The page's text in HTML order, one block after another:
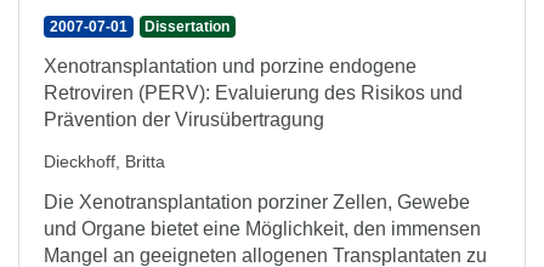
2007-07-01 Dissertation
Xenotransplantation und porzine endogene
Retroviren (PERV): Evaluierung des Risikos und
Prävention der Virusübertragung
Dieckhoff, Britta
Die Xenotransplantation porziner Zellen, Gewebe
und Organe bietet eine Möglichkeit, den immensen
Mangel an geeigneten allogenen Transplantaten zu